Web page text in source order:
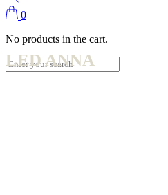
0
No products in the cart.
LED ANNA